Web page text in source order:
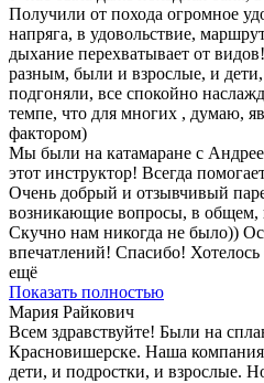
Получили от похода огромное
напряга, в удовольствие,
дыхание перехватывает от
разным, были и взрослые, и
подгоняли, все спокойно
темпе, что для многих , думаю,
фактором)
Мы были на катамаране с
этот инструктор! Всегда
Очень добрый и отзывчивый
возникающие вопросы, в общем,
Скучно нам никогда не было))
впечатлений! Спасибо!
ещё
Показать полностью
Мария Райкович
Всем здравствуйте! Были на
Красновишерске. Наша
дети, и подростки, и взрослые.